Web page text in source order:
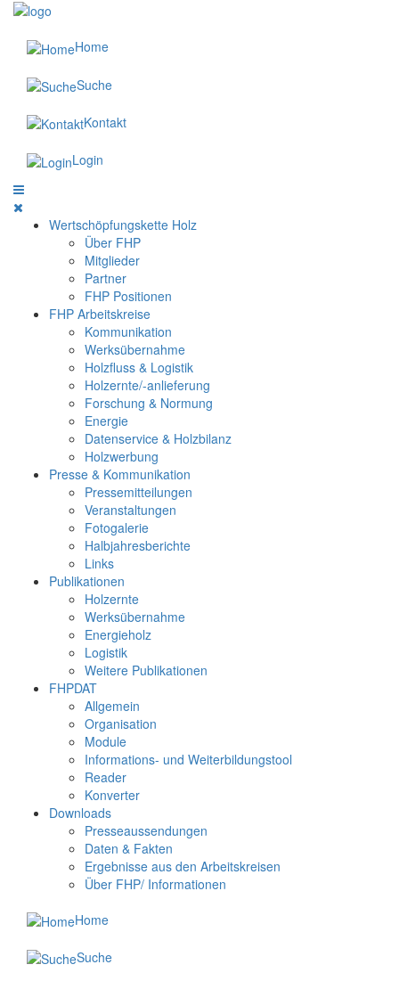
Home
Suche
Kontakt
Login
Wertschöpfungskette Holz
Über FHP
Mitglieder
Partner
FHP Positionen
FHP Arbeitskreise
Kommunikation
Werksübernahme
Holzfluss & Logistik
Holzernte/-anlieferung
Forschung & Normung
Energie
Datenservice & Holzbilanz
Holzwerbung
Presse & Kommunikation
Pressemitteilungen
Veranstaltungen
Fotogalerie
Halbjahresberichte
Links
Publikationen
Holzernte
Werksübernahme
Energieholz
Logistik
Weitere Publikationen
FHPDAT
Allgemein
Organisation
Module
Informations- und Weiterbildungstool
Reader
Konverter
Downloads
Presseaussendungen
Daten & Fakten
Ergebnisse aus den Arbeitskreisen
Über FHP/ Informationen
Home
Suche